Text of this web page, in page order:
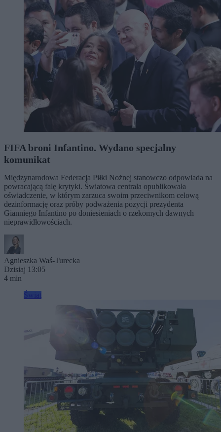
FIFA broni Infantino. Wydano specjalny
komunikat
Międzynarodowa Federacja Piłki Nożnej stanowczo odpowiada na
powracającą falę krytyki. Światowa centrala opublikowała
oświadczenie, w którym zarzuca swoim przeciwnikom celową
dezinformację oraz próby podważenia pozycji prezydenta
Gianniego Infantino po doniesieniach o rzekomych dawnych
nieprawidłowościach.
Agnieszka Waś-Turecka
Dzisiaj 13:05
4 min